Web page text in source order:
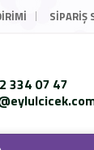
SIPARIŞ
334 07 47